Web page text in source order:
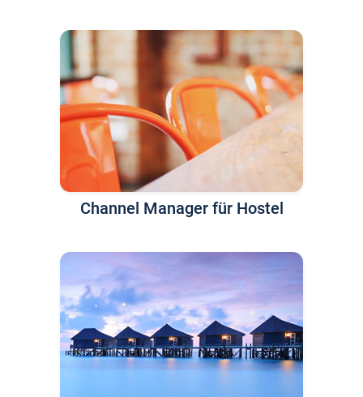
Channel Manager für Hostel